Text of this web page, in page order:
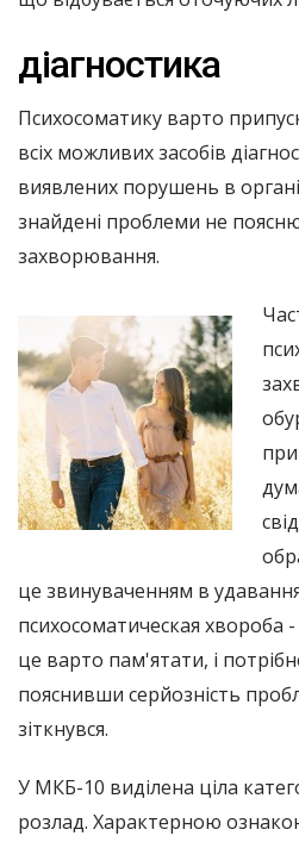
діагностика
Психосоматику варто
всіх можливих засобів
виявлених порушень в
знайдені проблеми не
захворювання.
це звинуваченням в
психосоматическая хвороба
це варто пам'ятати, і
пояснивши серйозність
зіткнувся.
У МКБ-10 виділена ціла
розлад. Характерною